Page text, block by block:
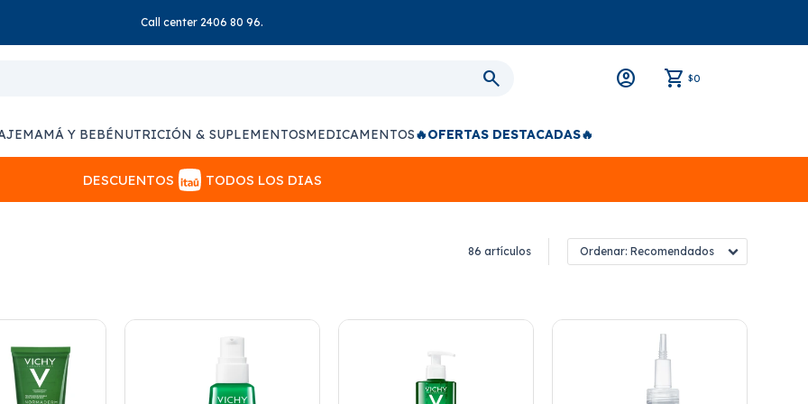
Call center 2406 80 96.
$0
MAMÁ Y BEBÉNUTRICIÓN & SUPLEMENTOSMEDICAMENTOS🔥OFERTAS DESTACADAS🔥
DESCUENTOS TODOS LOS DIAS
86 artículos Recomendados